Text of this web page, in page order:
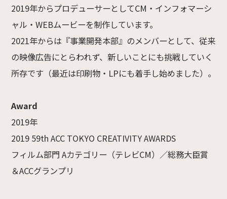
2019年からプロデューサーとしてCM・インフォマーシ
ャル・WEBムービーを制作しています。
2021年からは『事業開発本部』のメンバーとして、従来
の映像広告にとらわれず、新しいことにも挑戦していく
所存です（最近は印刷物・LPにも着手し始めました）。
Award
2019年
2019 59th ACC TOKYO CREATIVITY AWARDS
フィルム部門 Aカテゴリー（テレビCM）／総務大臣賞
＆ACCグランプリ